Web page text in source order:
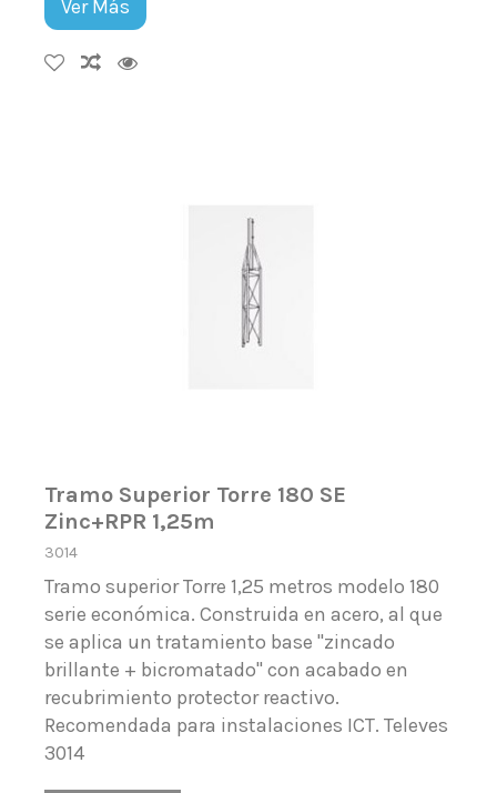
Ver Más
Tramo Superior Torre 180 SE
Zinc+RPR 1,25m
3014
Tramo superior Torre 1,25 metros modelo 180
serie económica. Construida en acero, al que
se aplica un tratamiento base "zincado
brillante + bicromatado" con acabado en
recubrimiento protector reactivo.
Recomendada para instalaciones ICT. Televes
3014